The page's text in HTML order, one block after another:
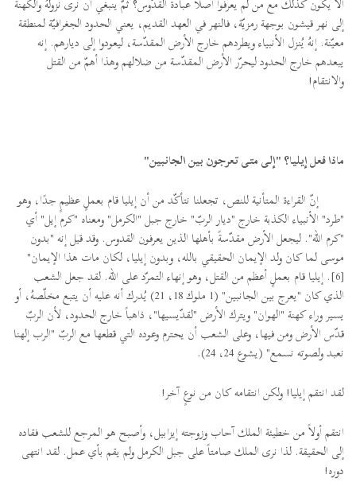
إلى نهر قيشون بوجهة رمزيّة، فالنهر في العهد القديم، يعني الحدود الجغرافيّة لمنطقة
معيّنة. إنهُ يُنزل الأنبياء ويطردهم خارج الأرض المقدّسة، ليعودوا إلى ديارهم. إنه
يبعدهم خارج الحدود ليحرّر الأرض المقدّسة من ضلالهم وهذا أهمّ من القتل
والانتقام!
ماذا فعل إيليا؟ "إلى متى تعرجون بين الجانبين"
إنّ القراءة المتأنية للنص، تجعلنا نتأكّد من أن إيليا قام بعملٍ عظيمٍ جدًا، وهو
"طرد" الأنبياء الكذبة خارج "ديار الربّ" خارج جبل "الكرمل" ومعناه "كرم إيل" أي
"كرم الله". ليجعل الأرض مقدّسةً بأهلها الذين يعرفون القدوس. وقد قيل إنه "بدون
موسى لما كان ولد الإيمان الحقيقي بالله، وبدون إيليا، لكان مات هذا الإيمان"
[6]. إيليا قام بعملٍ أعظم من القتل، وهو إنهاء التمرّد على الله. لقد جعل الشعب
الذي كان "يعرج بين الجانبين" (1 ملوك 18، 21) يُدرك أنه عليه أن يتبع مخلّصهُ، أو
يسير وراء كهنة "الهوان" ويترك الأرض "لقدّيسيها"، ذاهباً خارج الحدود، لأن الربّ
قدّس الأرض ومن فيها، وعلى الشعب أن يحترم وعوده التي قطعها مع الربّ "الرب إلهنا
نعبد ولصوته نسمع" (يشوع 24، 24).
لقد انتقم إيليا! ولكن انتقامه كان من نوعٍ آخر!
انتقم أولاً من خطيئة الملك آحاب وزوجته إيزابيل، وأصبح هو المرجع للشعب فقاده
إلى الحقيقة. لذا نرى الملك صامتاً على جبل الكرمل ولم يقم بأي عمل. لقد انتهى
دوره!